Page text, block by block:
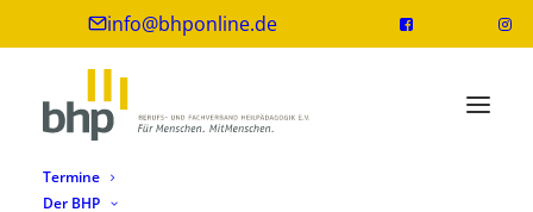
info@bhponline.de
Termine
Der BHP